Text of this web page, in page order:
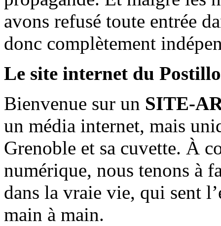
avons refusé toute entrée
donc complètement
Le site internet du
Bienvenue sur un SITE-
un média internet, mais
Grenoble et sa cuvette. À
numérique, nous tenons à
dans la vraie vie, qui sent
main à main.